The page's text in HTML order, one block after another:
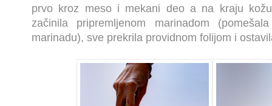
prvo kroz meso i mekani deo a na kraju
začinila pripremljenom marinadom
marinadu), sve prekrila providnom folijom i